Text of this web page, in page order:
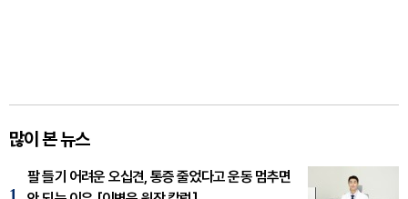
많이 본 뉴스
1
팔 들기 어려운 오십견, 통증 줄었다고 운동 멈추면